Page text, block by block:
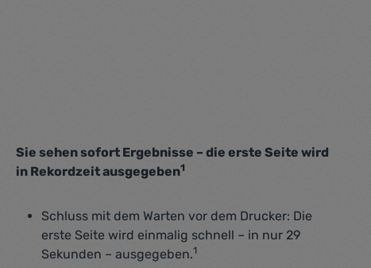
Sie sehen sofort Ergebnisse – die erste Seite wird
in Rekordzeit ausgegeben1
Schluss mit dem Warten vor dem Drucker: Die
erste Seite wird einmalig schnell – in nur 29
Sekunden – ausgegeben.1